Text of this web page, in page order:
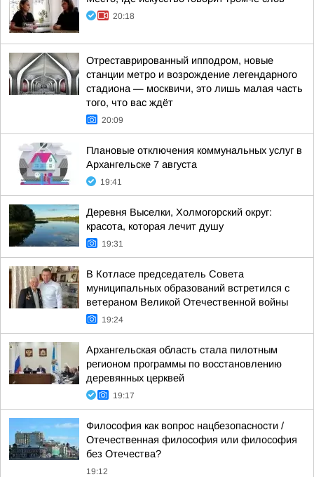
20:18
Отреставрированный ипподром, новые
станции метро и возрождение легендарного
стадиона — москвичи, это лишь малая часть
того, что вас ждёт
20:09
Плановые отключения коммунальных услуг в
Архангельске 7 августа
19:41
Деревня Выселки, Холмогорский округ:
красота, которая лечит душу
19:31
В Котласе председатель Совета
муниципальных образований встретился с
ветераном Великой Отечественной войны
19:24
Архангельская область стала пилотным
регионом программы по восстановлению
деревянных церквей
19:17
Философия как вопрос нацбезопасности /
Отечественная философия или философия
без Отечества?
19:12